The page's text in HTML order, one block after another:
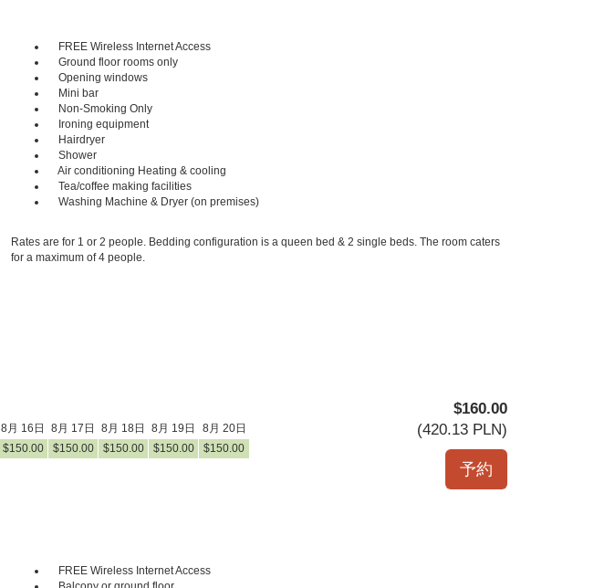
FREE Wireless Internet Access
Ground floor rooms only
Opening windows
Mini bar
Non-Smoking Only
Ironing equipment
Hairdryer
Shower
Air conditioning Heating & cooling
Tea/coffee making facilities
Washing Machine & Dryer (on premises)
Rates are for 1 or 2 people. Bedding configuration is a queen bed & 2 single beds. The room caters
for a maximum of 4 people.
8月 16日 8月 17日 8月 18日 8月 19日
8月 20日
$150.00 $150.00 $150.00 $150.00 $150.00
$160.00
(420.13 PLN)
FREE Wireless Internet Access